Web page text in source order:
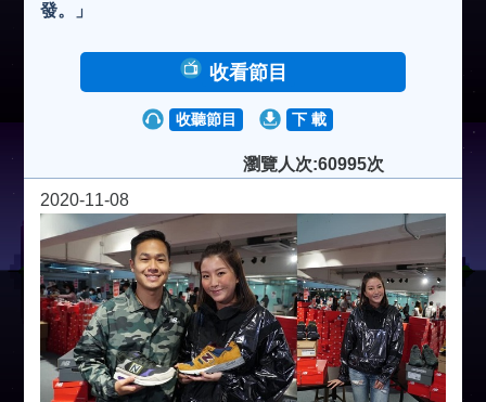
發。」
收看節目
收聽節目 下 載
瀏覽人次:60995次
2020-11-08